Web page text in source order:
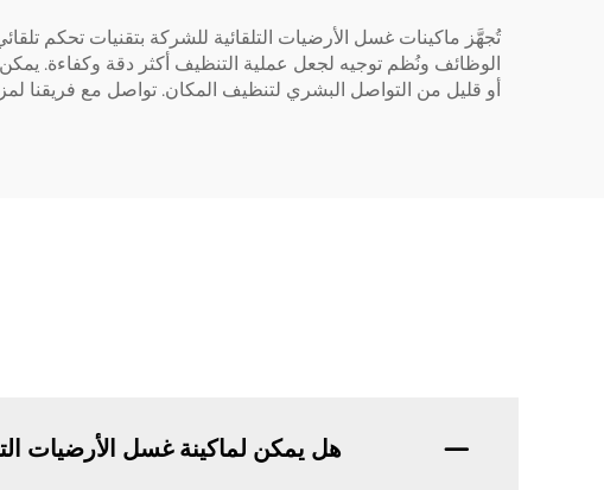
تُجهَّز ماكينات غسل الأرضيات التلقائية للشركة بتقنيات تحكم
الوظائف ونُظم توجيه لجعل عملية التنظيف أكثر دقة وكفاءة. يمكن
أو قليل من التواصل البشري لتنظيف المكان. تواصل مع فريقنا
هل يمكن لماكينة غسل الأرضيات